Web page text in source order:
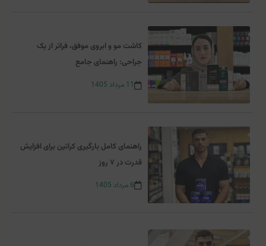
کاشت مو و ابروی موفق، فراتر از یک
جراحی: راهنمای جامع
11 مرداد 1405
راهنمای کامل بارگیری کراتین برای افزایش
قدرت در ۷ روز
6 مرداد 1405